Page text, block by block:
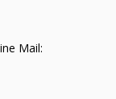
Mail: